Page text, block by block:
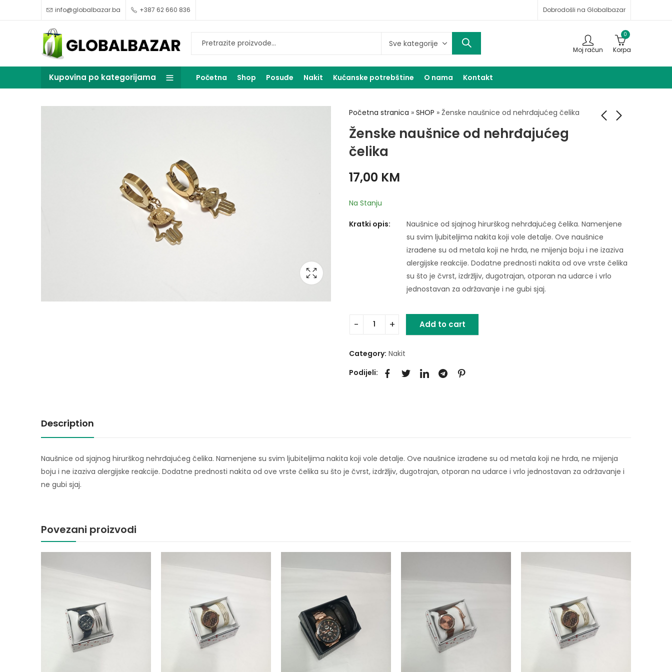
info@globalbazar.ba +387 62 660 836 Dobrodošli na Globalbazar
Moj račun
0
Korpa
Kupovina po kategorijama Početna Shop Posuđe Nakit Kućanske potrebštine O nama Kontakt
Početna stranica » SHOP » Ženske naušnice od nehrđajućeg čelika
Ženske naušnice od nehrđajućeg
čelika
17,00 KM
Na Stanju
Kratki opis:
Naušnice od sjajnog hirurškog nehrđajućeg čelika. Namenjene
su svim ljubiteljima nakita koji vole detalje. Ove naušnice
izrađene su od metala koji ne hrđa, ne mijenja boju i ne izaziva
alergijske reakcije. Dodatne prednosti nakita od ove vrste čelika
su što je čvrst, izdržljiv, dugotrajan, otporan na udarce i vrlo
jednostavan za održavanje i ne gubi sjaj.
Add to cart
Category: Nakit
Podijeli:
Description
Naušnice od sjajnog hirurškog nehrđajućeg čelika. Namenjene su svim ljubiteljima nakita koji vole detalje. Ove naušnice izrađene su od metala koji ne hrđa, ne mijenja
boju i ne izaziva alergijske reakcije. Dodatne prednosti nakita od ove vrste čelika su što je čvrst, izdržljiv, dugotrajan, otporan na udarce i vrlo jednostavan za održavanje i
ne gubi sjaj.
Povezani proizvodi